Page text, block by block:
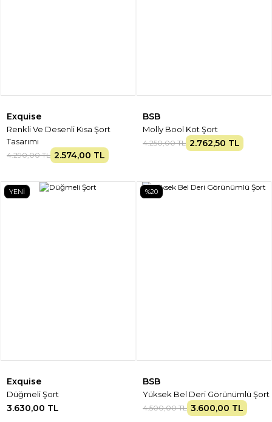
Exquise
Renkli Ve Desenli Kısa Şort
Tasarımı
4.290,00 TL 2.574,00 TL
BSB
Molly Bool Kot Şort
4.250,00 TL 2.762,50 TL
YENİ
Exquise
Düğmeli Şort
3.630,00 TL
%20
BSB
Yüksek Bel Deri Görünümlü Şort
4.500,00 TL 3.600,00 TL